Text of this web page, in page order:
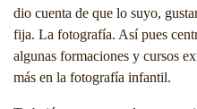
dio cuenta de que lo suyo,
fija. La fotografía. Así pues
algunas formaciones y cursos
más en la fotografía infantil.